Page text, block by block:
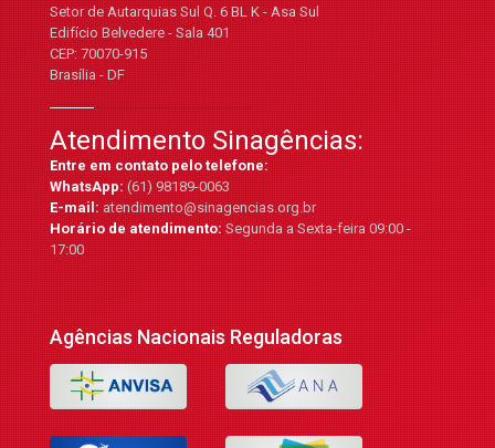
Setor de Autarquias Sul Q. 6 BL K - Asa Sul
Edifício Belvedere - Sala 401
CEP: 70070-915
Brasília - DF
Atendimento Sinagências:
Entre em contato pelo telefone:
WhatsApp:(61) 98189-0063
E-mail:atendimento@sinagencias.org.br
Horário de atendimento:Segunda a Sexta-feira 09:00 -
17:00
Agências Nacionais Reguladoras